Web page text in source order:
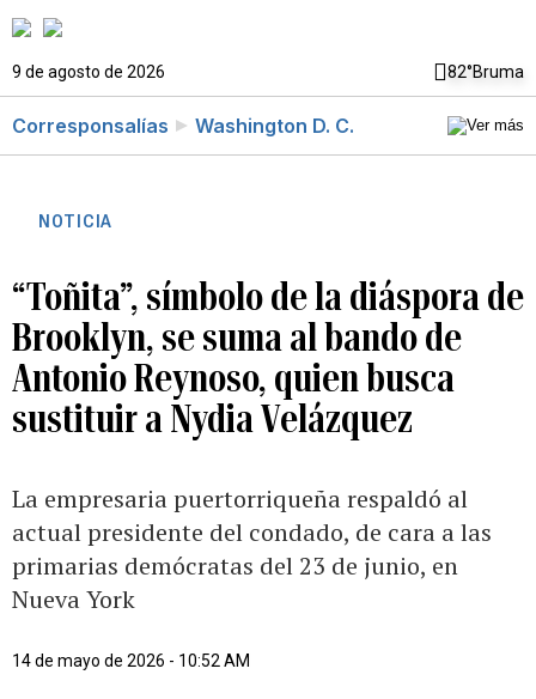
9 de agosto de 2026 82°Bruma
Corresponsalías Washington D. C.
NOTICIA
“Toñita”, símbolo de la diáspora de
Brooklyn, se suma al bando de
Antonio Reynoso, quien busca
sustituir a Nydia Velázquez
La empresaria puertorriqueña respaldó al
actual presidente del condado, de cara a las
primarias demócratas del 23 de junio, en
Nueva York
14 de mayo de 2026 - 10:52 AM